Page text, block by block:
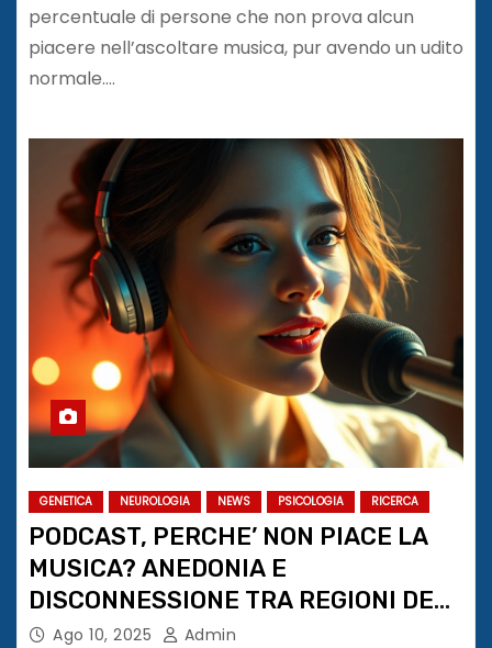
percentuale di persone che non prova alcun
piacere nell’ascoltare musica, pur avendo un udito
normale.…
GENETICA NEUROLOGIA NEWS PSICOLOGIA RICERCA
PODCAST, PERCHE’ NON PIACE LA
MUSICA? ANEDONIA E
DISCONNESSIONE TRA REGIONI DEL
CERVELLO
Ago 10, 2025 Admin